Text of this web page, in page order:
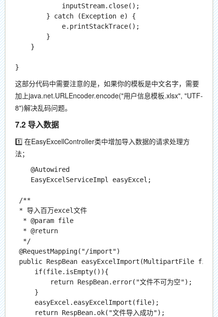
            inputStream.close();
        } catch (Exception e) {
            e.printStackTrace();
        }
    }
这部分代码中需要注意的是，如果你的模板是中文名字，需要
加上java.net.URLEncoder.encode("用户信息模板.xlsx", "UTF-
8")解决乱码问题。
7.2 导入数据
1️⃣ 在EasyExcellController类中增加导入数据的请求处理方
法；
/**
* 导入百万excel文件
  * @param file
  * @return
  */
@RequestMapping("/import")
public RespBean easyExcelImport(MultipartFile
     if(file.isEmpty()){
         return RespBean.error("文件不可为空");
     }
     easyExcel.easyExcelImport(file);
     return RespBean.ok("文件导入成功");